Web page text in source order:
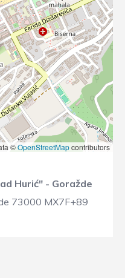
©OpenStreetMapcontributors
Hurić" - Goražde
73000 MX7F+89